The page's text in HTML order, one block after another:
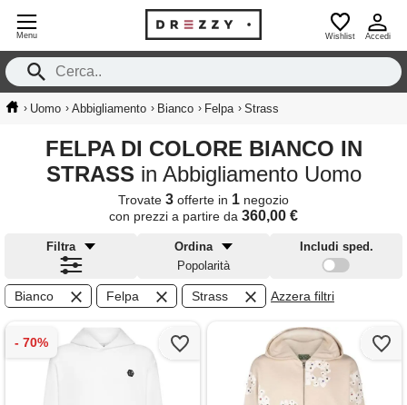
Menu Wishlist Accedi
› Uomo › Abbigliamento › Bianco › Felpa › Strass
FELPA DI COLORE BIANCO IN
STRASS in Abbigliamento Uomo
Trovate 3 offerte in 1 negozio
con prezzi a partire da 360,00 €
Filtra
Ordina
Popolarità
Includi sped.
Bianco Felpa Strass Azzera filtri